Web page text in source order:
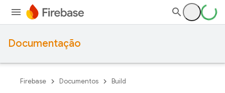
Documentação
Firebase Documentos Build